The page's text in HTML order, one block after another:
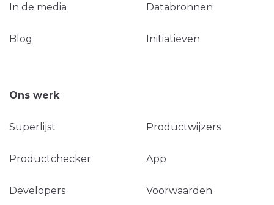
In de media Databronnen
Blog Initiatieven
Ons werk
Superlijst Productwijzers
Productchecker App
Developers Voorwaarden